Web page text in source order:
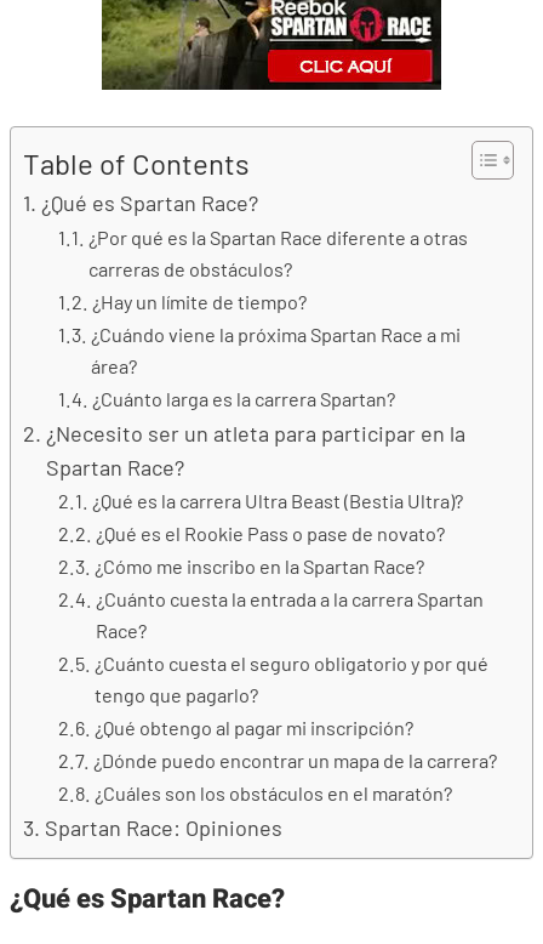
Table of Contents
¿Qué es Spartan Race?
¿Por qué es la Spartan Race diferente a otras
carreras de obstáculos?
¿Hay un límite de tiempo?
¿Cuándo viene la próxima Spartan Race a mi
área?
¿Cuánto larga es la carrera Spartan?
¿Necesito ser un atleta para participar en la
Spartan Race?
¿Qué es la carrera Ultra Beast (Bestia Ultra)?
¿Qué es el Rookie Pass o pase de novato?
¿Cómo me inscribo en la Spartan Race?
¿Cuánto cuesta la entrada a la carrera Spartan
Race?
¿Cuánto cuesta el seguro obligatorio y por qué
tengo que pagarlo?
¿Qué obtengo al pagar mi inscripción?
¿Dónde puedo encontrar un mapa de la carrera?
¿Cuáles son los obstáculos en el maratón?
Spartan Race: Opiniones
¿Qué es Spartan Race?